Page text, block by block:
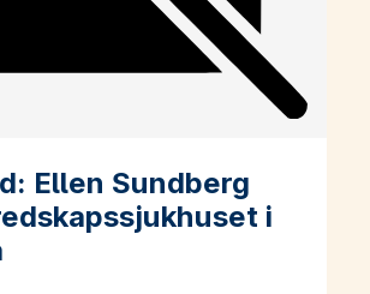
Ellen Sundberg
i
Ellen Sundberg och